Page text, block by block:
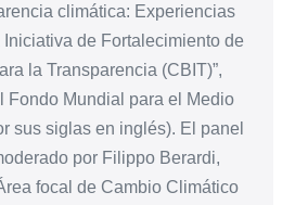
climática: Experiencias
de Fortalecimiento de
la Transparencia (CBIT)”,
Fondo Mundial para el Medio
sus siglas en inglés). El panel
por Filippo Berardi,
focal de Cambio Climático